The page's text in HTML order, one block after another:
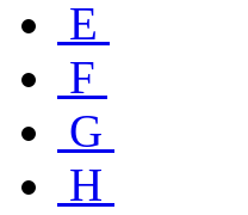
E
F
G
H